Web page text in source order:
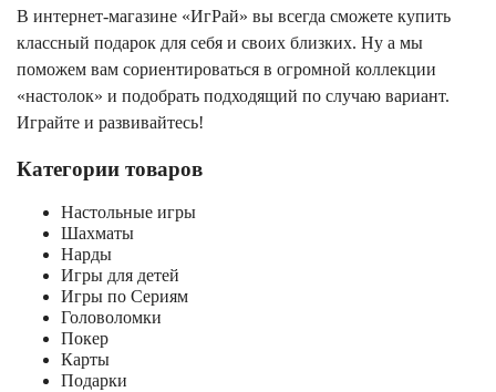
В интернет-магазине «ИгРай» вы всегда сможете купить
классный подарок для себя и своих близких. Ну а мы
поможем вам сориентироваться в огромной коллекции
«настолок» и подобрать подходящий по случаю вариант.
Играйте и развивайтесь!
Категории товаров
Настольные игры
Шахматы
Нарды
Игры для детей
Игры по Сериям
Головоломки
Покер
Карты
Подарки